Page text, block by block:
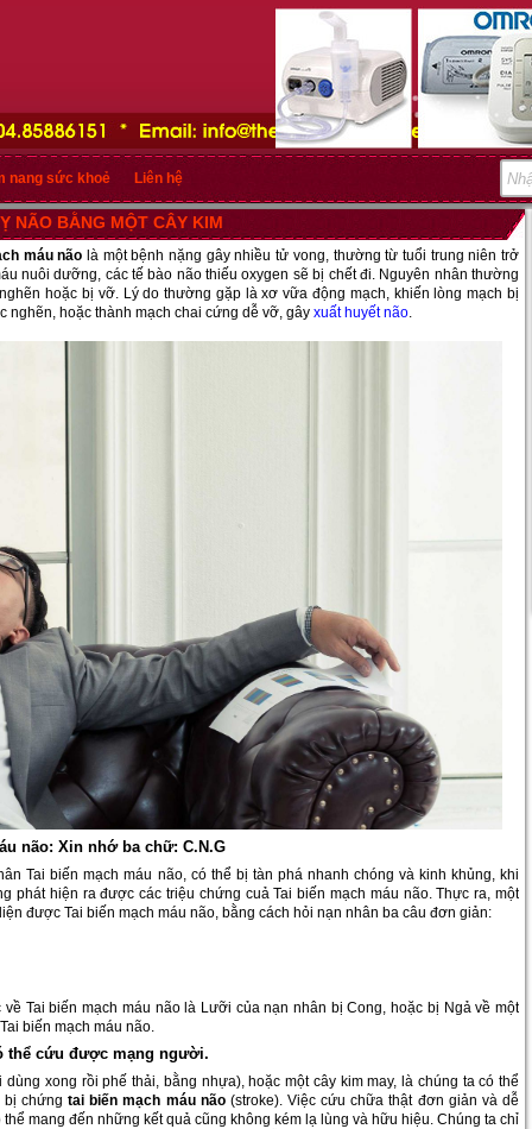
nang sức khoẻ Liên hệ
NÃO BẰNG MỘT CÂY KIM
máu não là một bệnh nặng gây nhiều tử vong, thường từ tuổi trung niên trở
nuôi dưỡng, các tế bào não thiếu oxygen sẽ bị chết đi. Nguyên nhân thường
hoặc bị vỡ. Lý do thường gặp là xơ vữa động mạch, khiến lòng mạch bị
nghẽn, hoặc thành mạch chai cứng dễ vỡ, gây xuất huyết não.
não: Xin nhớ ba chữ: C.N.G
Tai biến mạch máu não, có thể bị tàn phá nhanh chóng và kinh khủng, khi
phát hiện ra được các triệu chứng cuả Tai biến mạch máu não. Thực ra, một
được Tai biến mạch máu não, bằng cách hỏi nạn nhân ba câu đơn giản:
Tai biến mạch máu não là Lưỡi của nạn nhân bị Cong, hoặc bị Ngả về một
biến mạch máu não.
thể cứu được mạng người.
xong rồi phế thải, bằng nhựa), hoặc một cây kim may, là chúng ta có thể
bị chứng tai biến mạch máu não(stroke). Việc cứu chữa thật đơn giản và dễ
mang đến những kết quả cũng không kém lạ lùng và hữu hiệu. Chúng ta chỉ